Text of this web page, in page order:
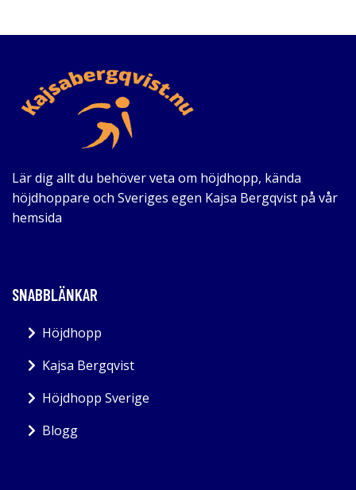
Lär dig allt du behöver veta om höjdhopp, kända
höjdhoppare och Sveriges egen Kajsa Bergqvist på vår
hemsida
SNABBLÄNKAR
Höjdhopp
Kajsa Bergqvist
Höjdhopp Sverige
Blogg